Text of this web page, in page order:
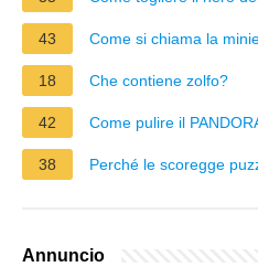
43 Come si chiama la
18 Che contiene zolfo?
42 Come pulire il
38 Perché le scoregge
Annuncio